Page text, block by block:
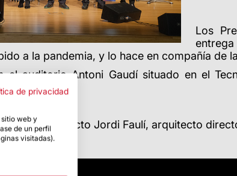
Los
a la pandemia, y lo hace en compañía de
auditorio Antoni Gaudí situado en el
el arquitecto Jordi Faulí, arquitecto
de privacidad
web y
de un perfil
visitadas).